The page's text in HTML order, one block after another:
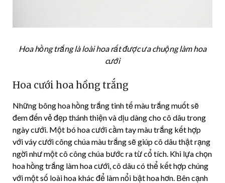
Hoa hồng trắng là loài hoa rất được ưa chuộng làm hoa
cưới
Hoa cưới hoa hồng trắng
Những bông hoa hồng trắng tinh tế màu trắng muốt sẽ
đem đến vẻ đẹp thánh thiện và dịu dàng cho cô dâu trong
ngày cưới. Một bó hoa cưới cầm tay màu trắng kết hợp
với váy cưới công chúa màu trắng sẽ giúp cô dâu thật rạng
ngời như một cô công chúa bước ra từ cổ tích. Khi lựa chọn
hoa hồng trắng làm hoa cưới, cô dâu có thể kết hợp chúng
với một số loài hoa khác để làm nổi bật hoa hơn. Bên cạnh